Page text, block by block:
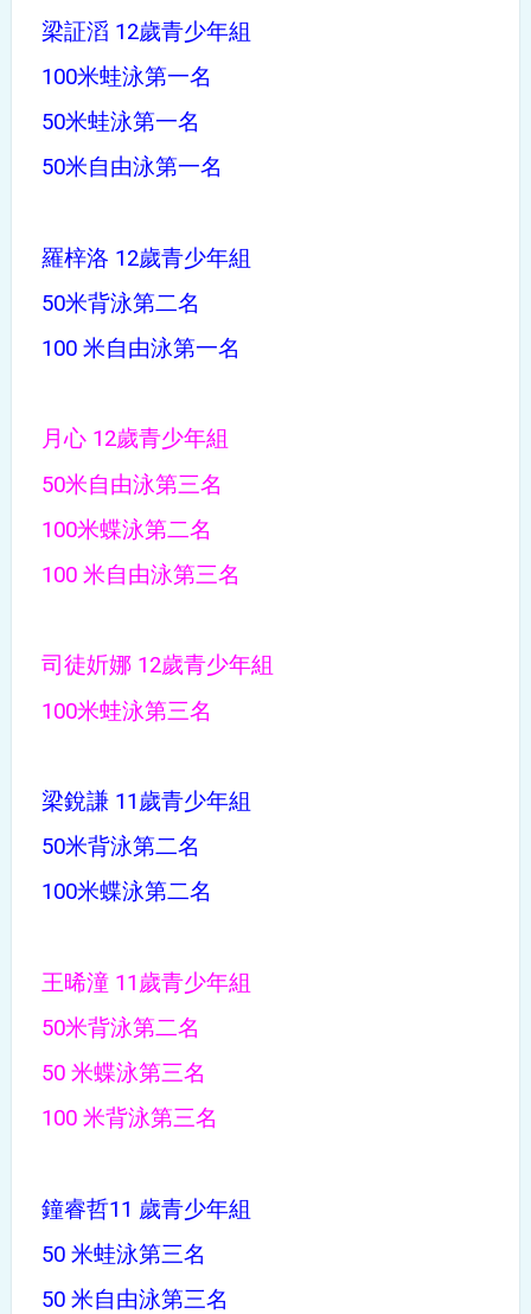
梁証滔 12歲青少年組
100米蛙泳第一名
50米蛙泳第一名
50米自由泳第一名
羅梓洛 12歲青少年組
50米背泳第二名
100 米自由泳第一名
月心 12歲青少年組
50米自由泳第三名
100米蝶泳第二名
100 米自由泳第三名
司徒妡娜 12歲青少年組
100米蛙泳第三名
梁銳謙 11歲青少年組
50米背泳第二名
100米蝶泳第二名
王晞潼 11歲青少年組
50米背泳第二名
50 米蝶泳第三名
100 米背泳第三名
鐘睿哲11 歲青少年組
50 米蛙泳第三名
50 米自由泳第三名